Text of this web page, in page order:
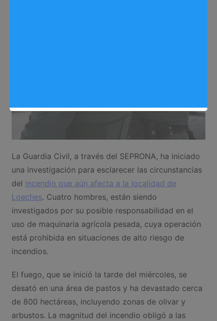
La Guardia Civil, a través del SEPRONA, ha iniciado
una investigación para esclarecer las circunstancias
del incendio que aún afecta a la localidad de
Loeches. Cuatro hombres, están siendo
investigados por su posible responsabilidad en el
uso de maquinaria agrícola pesada, cuya operación
está prohibida en situaciones de alto riesgo de
incendios.
El fuego, que se inició la tarde del miércoles, se
desató en una área de pastos y ha devastado cerca
de 800 hectáreas, incluyendo zonas de olivar y
arbustos. La magnitud del incendio obligó a las